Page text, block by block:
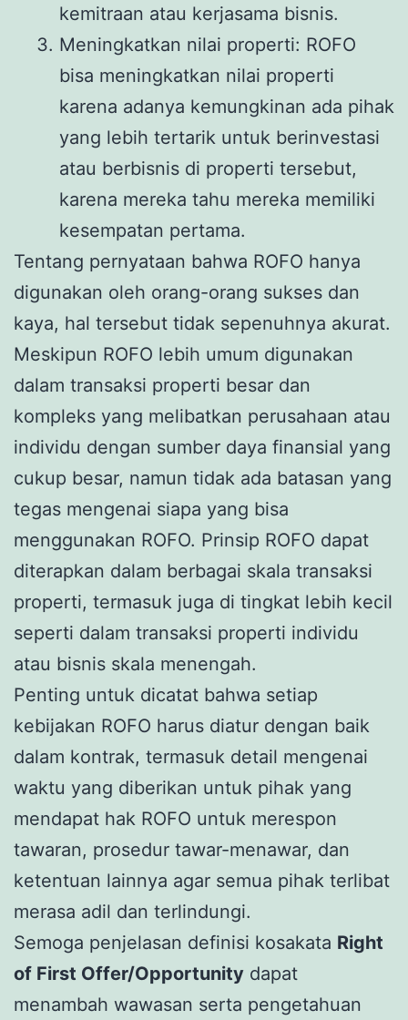
kemitraan atau kerjasama bisnis.
Meningkatkan nilai properti: ROFO
bisa meningkatkan nilai properti
karena adanya kemungkinan ada pihak
yang lebih tertarik untuk berinvestasi
atau berbisnis di properti tersebut,
karena mereka tahu mereka memiliki
kesempatan pertama.
Tentang pernyataan bahwa ROFO hanya
digunakan oleh orang-orang sukses dan
kaya, hal tersebut tidak sepenuhnya akurat.
Meskipun ROFO lebih umum digunakan
dalam transaksi properti besar dan
kompleks yang melibatkan perusahaan atau
individu dengan sumber daya finansial yang
cukup besar, namun tidak ada batasan yang
tegas mengenai siapa yang bisa
menggunakan ROFO. Prinsip ROFO dapat
diterapkan dalam berbagai skala transaksi
properti, termasuk juga di tingkat lebih kecil
seperti dalam transaksi properti individu
atau bisnis skala menengah.
Penting untuk dicatat bahwa setiap
kebijakan ROFO harus diatur dengan baik
dalam kontrak, termasuk detail mengenai
waktu yang diberikan untuk pihak yang
mendapat hak ROFO untuk merespon
tawaran, prosedur tawar-menawar, dan
ketentuan lainnya agar semua pihak terlibat
merasa adil dan terlindungi.
Semoga penjelasan definisi kosakata Right
of First Offer/Opportunity dapat
menambah wawasan serta pengetahuan